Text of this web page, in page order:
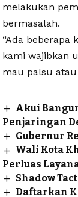
melakukan
bermasalah.
“Ada beberapa
kami wajibkan
mau palsu
Akui
Penjaringan
Gubernur
Wali Kota
Perluas
Shadow
Daftarkan